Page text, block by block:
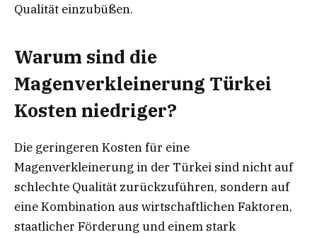
Qualität einzubüßen.
Warum sind die
Magenverkleinerung Türkei
Kosten niedriger?
Die geringeren Kosten für eine
Magenverkleinerung in der Türkei sind nicht auf
schlechte Qualität zurückzuführen, sondern auf
eine Kombination aus wirtschaftlichen Faktoren,
staatlicher Förderung und einem stark